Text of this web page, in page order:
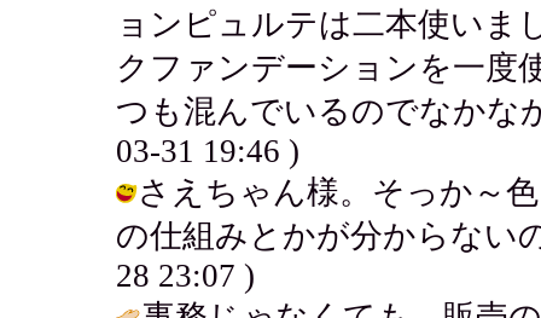
ョンピュルテは二本使いま
クファンデーションを一度
つも混んでいるのでなかな
03-31 19:46 )
さえちゃん様。そっか～
の仕組みとかが分からない
28 23:07 )